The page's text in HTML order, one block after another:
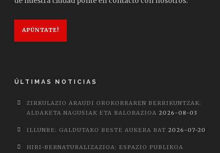
APÚNTATE!
ÚLTIMAS NOTICIAS
ZIRKULAZIO ARAUDI OROKORRAREN BERRIKUNTZAK:
ALDAKETA NAGUSIAK ETA BALORAZIOA 2026-08-03
ILLUNBE: GALDUTAKO BESTE AUKERA BAT 2026-07-20
HIRI-BERNATURALIZAZIOA: ESPAZIO PUBLIKOA